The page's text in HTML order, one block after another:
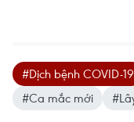
#Dịch bệnh COVID-19
#Ca mắc mới